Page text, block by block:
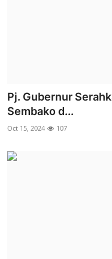
Pj. Gubernur
Sembako d...
Oct 15, 2024 107